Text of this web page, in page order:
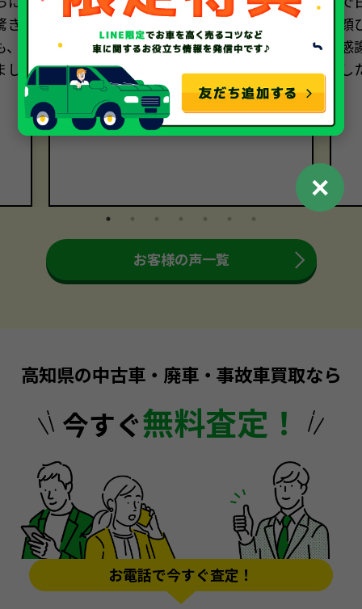
寧でした。おかげさまで、売却に関
する全ての過程において大満足です。
本当にありがとうございました。
し
お客様の声一覧
高知県の中古車・廃車・事故車買取なら
今すぐ無料査定！
お電話で今すぐ査定！
✕